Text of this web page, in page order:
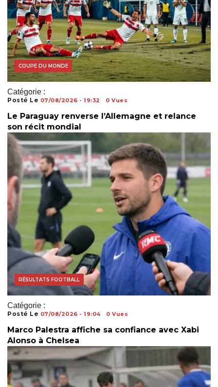
Catégorie :
COUPE DU MONDE
Posté Le 07/08/2026 - 19:32 0 Vues
Le Paraguay renverse l’Allemagne et relance
son récit mondial
Catégorie :
MERCATO FOOTBALL
RÉSULTATS FOOTBALL
Posté Le 07/08/2026 - 19:04 0 Vues
Marco Palestra affiche sa confiance avec Xabi
Alonso à Chelsea